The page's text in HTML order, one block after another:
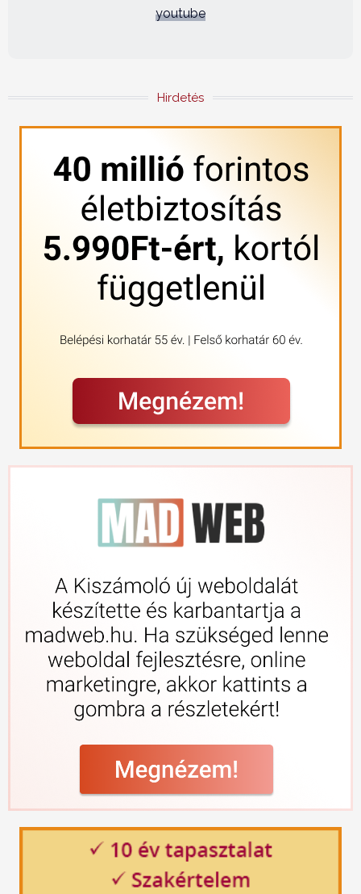
youtube
Hirdetés